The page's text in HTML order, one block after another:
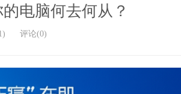
电脑何去何从？
评论(0)